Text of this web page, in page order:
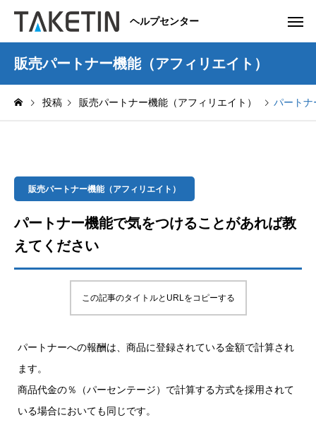
ヘルプセンター
販売パートナー機能（アフィリエイト）
投稿 販売パートナー機能（アフィリエイト） パートナ
販売パートナー機能（アフィリエイト）
パートナー機能で気をつけることがあれば教
えてください
この記事のタイトルとURLをコピーする
パートナーへの報酬は、商品に登録されている金額で計算され
ます。
商品代金の％（パーセンテージ）で計算する方式を採用されて
いる場合においても同じです。